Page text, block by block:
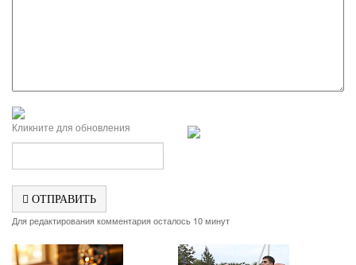
Кликните для обновления
ОТПРАВИТЬ
Для редактирования комментария осталось 10 минут